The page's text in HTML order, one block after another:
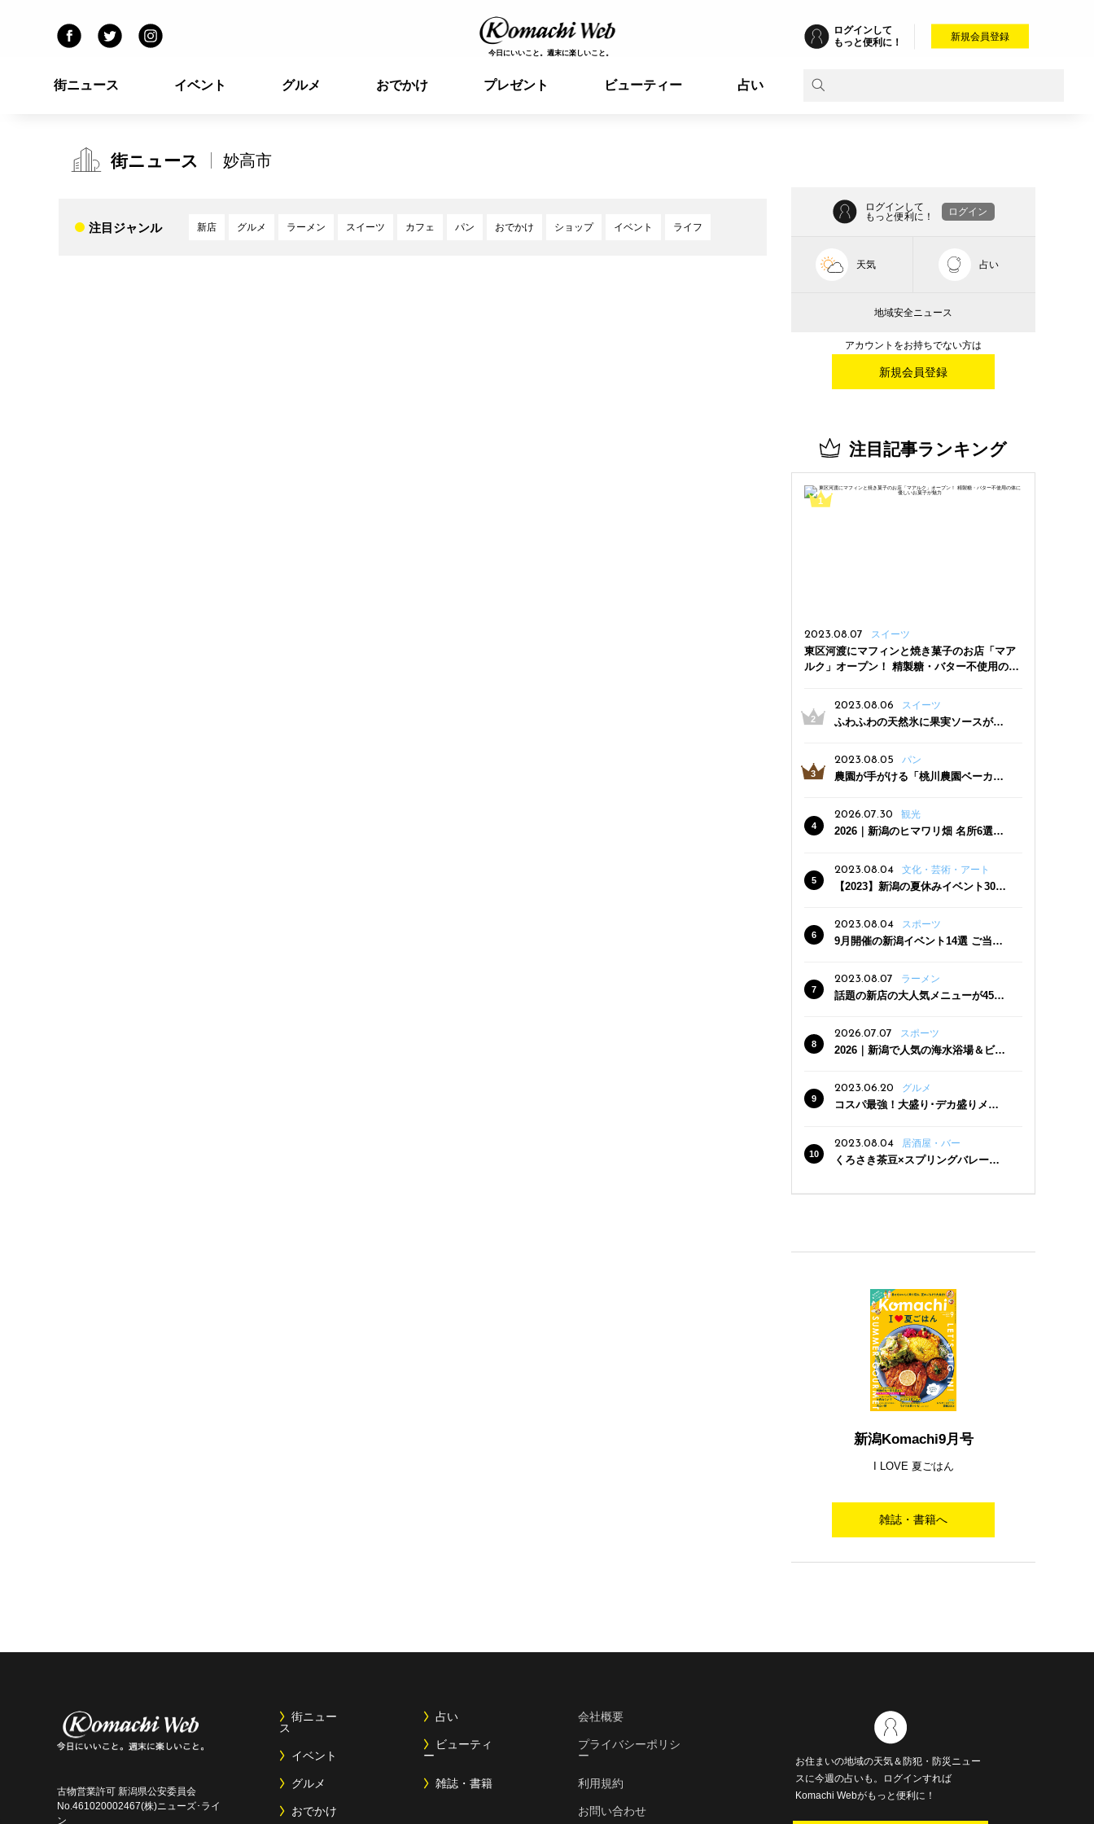
今日にいいこと。週末に楽しいこと。
ログインして
もっと便利に！
新規会員登録
街ニュース イベント グルメ おでかけ プレゼント ビューティー 占い
街ニュース 妙高市
注目ジャンル 新店 グルメ ラーメン スイーツ カフェ パン おでかけ ショップ イベント ライフ
ログインして
もっと便利に！
ログイン
天気 占い
地域安全ニュース
アカウントをお持ちでない方は
新規会員登録
注目記事ランキング
2023.08.07 スイーツ
東区河渡にマフィンと焼き菓子のお店「マア
ルク」オープン！ 精製糖・バター不使用の体
2023.08.06
スイーツ
ふわふわの天然氷に果実ソースがた
三条駅近くにオープン
2023.08.05 パン
農園が手がける「桃川農園ベーカリ
った焼きたてパンのほか、ジェラー
トやスムージーも
2026.07.30 観光
2026｜新潟のヒマワリ畑 名所6選
2023.08.04
文化・芸術・アート
【2023】新潟の夏休みイベント30
2023.08.04
スポーツ
9月開催の新潟イベント14選 ご当地
2023.08.07 ラーメン
話題の新店の大人気メニューが450
クーポン登場
2026.07.07 スポーツ
2026｜新潟で人気の海水浴場＆ビー
2023.06.20
グルメ
コスパ最強！大盛り･デカ盛りメニ
2023.08.04
居酒屋・バー
くろさき茶豆×スプリングバレー豊
新潟Komachi9月号
I LOVE 夏ごはん
雑誌・書籍へ
古物営業許可 新潟県公安委員会
No.461020002467(株)ニューズ･ライ
ン
街ニュー
ス
イベント
グルメ
おでかけ
占い
ビューティ
ー
雑誌・書籍
会社概要
プライバシーポリシ
ー
利用規約
お問い合わせ
お住まいの地域の天気＆防犯・防災ニュー
スに今週の占いも。ログインすれば
Komachi Webがもっと便利に！